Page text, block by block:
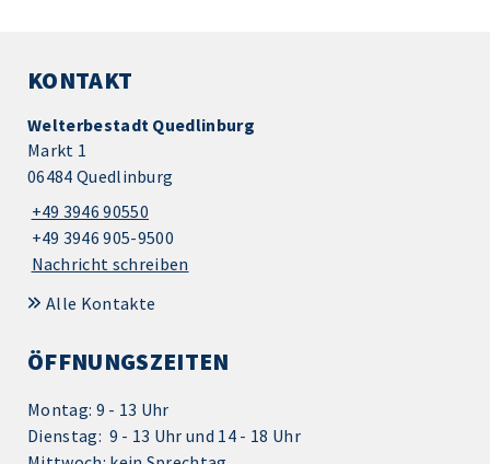
KONTAKT
Welterbestadt Quedlinburg
Markt 1
06484 Quedlinburg
+49 3946 90550
+49 3946 905-9500
Nachricht schreiben
Alle Kontakte
ÖFFNUNGSZEITEN
Montag: 9 - 13 Uhr
Dienstag: 9 - 13 Uhr und 14 - 18 Uhr